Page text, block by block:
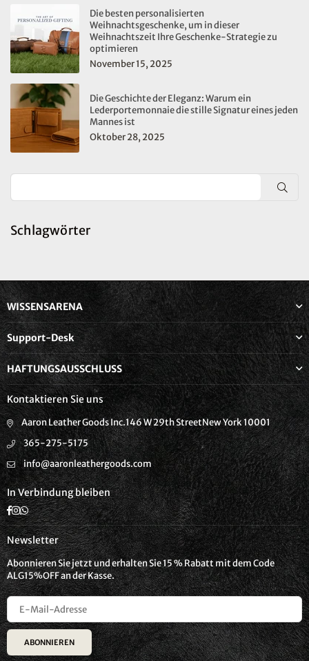
Die besten personalisierten
Weihnachtsgeschenke, um in dieser
Weihnachtszeit Ihre Geschenke-Strategie zu
optimieren
November 15, 2025
Die Geschichte der Eleganz: Warum ein
Lederportemonnaie die stille Signatur eines jeden
Mannes ist
Oktober 28, 2025
Schlagwörter
WISSENSARENA
Support-Desk
HAFTUNGSAUSSCHLUSS
Kontaktieren Sie uns
Aaron Leather Goods Inc.146 W 29th StreetNew York 10001
365-275-5175
info@aaronleathergoods.com
In Verbindung bleiben
Facebook
Instagram
Whatsapp
Newsletter
Abonnieren Sie jetzt und erhalten Sie 15 % Rabatt mit dem Code
ALG15%OFF an der Kasse.
ABONNIEREN